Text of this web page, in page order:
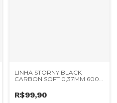
LINHA STORNY BLACK
CARBON SOFT 0,37MM 600M
R$99,90